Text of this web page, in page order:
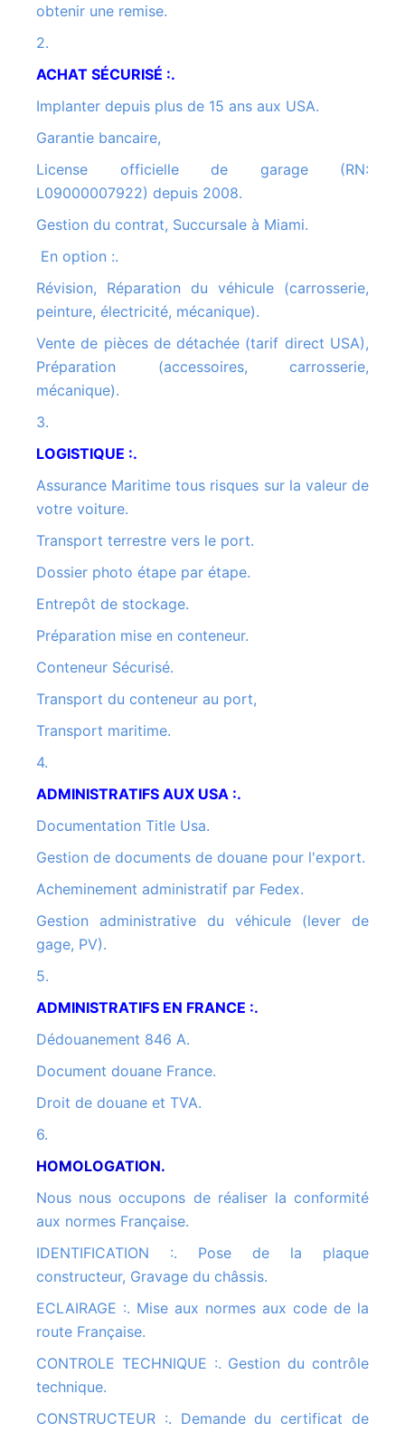
obtenir une remise.
2.
ACHAT SÉCURISÉ :.
Implanter depuis plus de 15 ans aux USA.
Garantie bancaire,
License officielle de garage (RN:
L09000007922) depuis 2008.
Gestion du contrat, Succursale à Miami.
En option :.
Révision, Réparation du véhicule (carrosserie,
peinture, électricité, mécanique).
Vente de pièces de détachée (tarif direct USA),
Préparation (accessoires, carrosserie,
mécanique).
3.
LOGISTIQUE :.
Assurance Maritime tous risques sur la valeur de
votre voiture.
Transport terrestre vers le port.
Dossier photo étape par étape.
Entrepôt de stockage.
Préparation mise en conteneur.
Conteneur Sécurisé.
Transport du conteneur au port,
Transport maritime.
4.
ADMINISTRATIFS AUX USA :.
Documentation Title Usa.
Gestion de documents de douane pour l'export.
Acheminement administratif par Fedex.
Gestion administrative du véhicule (lever de
gage, PV).
5.
ADMINISTRATIFS EN FRANCE :.
Dédouanement 846 A.
Document douane France.
Droit de douane et TVA.
6.
HOMOLOGATION.
Nous nous occupons de réaliser la conformité
aux normes Française.
IDENTIFICATION :. Pose de la plaque
constructeur, Gravage du châssis.
ECLAIRAGE :. Mise aux normes aux code de la
route Française.
CONTROLE TECHNIQUE :. Gestion du contrôle
technique.
CONSTRUCTEUR :. Demande du certificat de